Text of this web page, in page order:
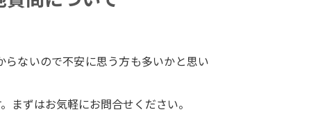
ないので不安に思う方も多いかと思い
まずはお気軽にお問合せください。